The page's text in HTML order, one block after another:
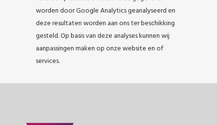
worden door Google Analytics geanalyseerd en
deze resultaten worden aan ons ter beschikking
gesteld. Op basis van deze analyses kunnen wij
aanpassingen maken op onze website en of
services.